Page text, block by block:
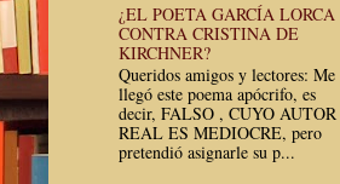
¿EL POETA GARCÍA LORCA
CONTRA CRISTINA DE
KIRCHNER?
Queridos amigos y lectores: Me
llegó este poema apócrifo, es
decir, FALSO , CUYO AUTOR
REAL ES MEDIOCRE, pero
pretendió asignarle su p...